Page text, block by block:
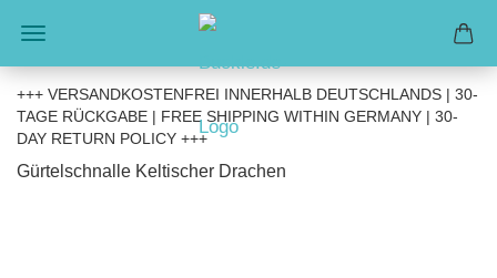
+++ VERSANDKOSTENFREI INNERHALB DEUTSCHLANDS | 30-
TAGE RÜCKGABE | FREE SHIPPING WITHIN GERMANY | 30-
DAY RETURN POLICY +++
Gürtelschnalle Keltischer Drachen